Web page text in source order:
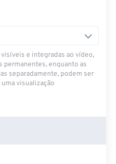
e integradas ao vídeo,
permanentes, enquanto as
separadamente, podem ser
visualização